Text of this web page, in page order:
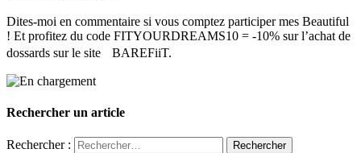
Dites-moi en commentaire si vous comptez participer mes Beautiful
! Et profitez du code FITYOURDREAMS10 = -10% sur l’achat de
dossards sur le site BAREFiiT.
Rechercher un article
Rechercher :